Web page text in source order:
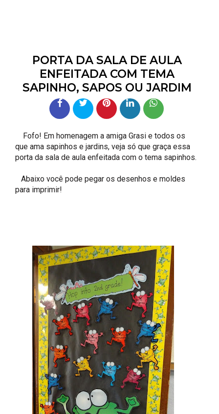
PORTA DA SALA DE AULA
ENFEITADA COM TEMA
SAPINHO, SAPOS OU JARDIM
Fofo! Em homenagem a amiga Grasi e todos os
que ama sapinhos e jardins, veja só que graça essa
porta da sala de aula enfeitada com o tema sapinhos.
Abaixo você pode pegar os desenhos e moldes
para imprimir!